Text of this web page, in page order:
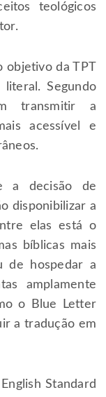
teológicos
da TPT
Segundo
transmitir a
acessível e
a decisão de
disponibilizar a
elas está o
bíblicas mais
de hospedar a
amplamente
o Blue Letter
a tradução em
Standard